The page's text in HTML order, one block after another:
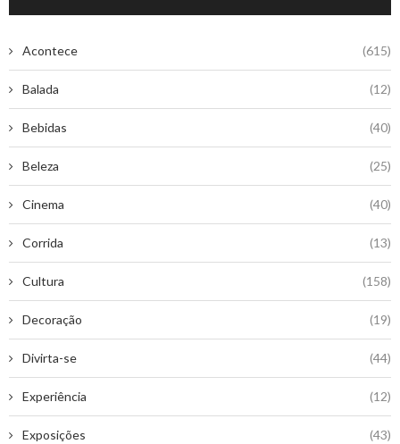
Acontece (615)
Balada (12)
Bebidas (40)
Beleza (25)
Cinema (40)
Corrida (13)
Cultura (158)
Decoração (19)
Divirta-se (44)
Experiência (12)
Exposições (43)